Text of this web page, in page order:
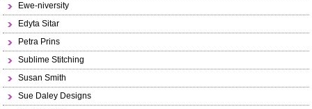
Ewe-niversity
Edyta Sitar
Petra Prins
Sublime Stitching
Susan Smith
Sue Daley Designs